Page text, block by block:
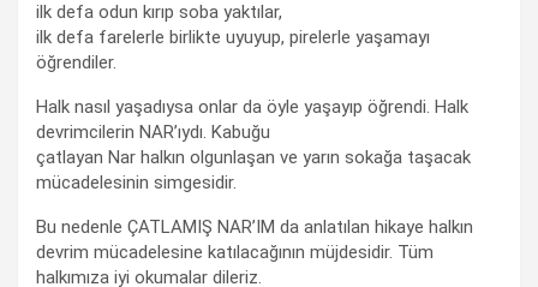
ilk defa odun kırıp soba yaktılar,
ilk defa farelerle birlikte uyuyup, pirelerle yaşamayı
öğrendiler.
Halk nasıl yaşadıysa onlar da öyle yaşayıp öğrendi. Halk
devrimcilerin NAR’ıydı. Kabuğu
çatlayan Nar halkın olgunlaşan ve yarın sokağa taşacak
mücadelesinin simgesidir.
Bu nedenle ÇATLAMIŞ NAR’IM da anlatılan hikaye halkın
devrim mücadelesine katılacağının müjdesidir. Tüm
halkımıza iyi okumalar dileriz.